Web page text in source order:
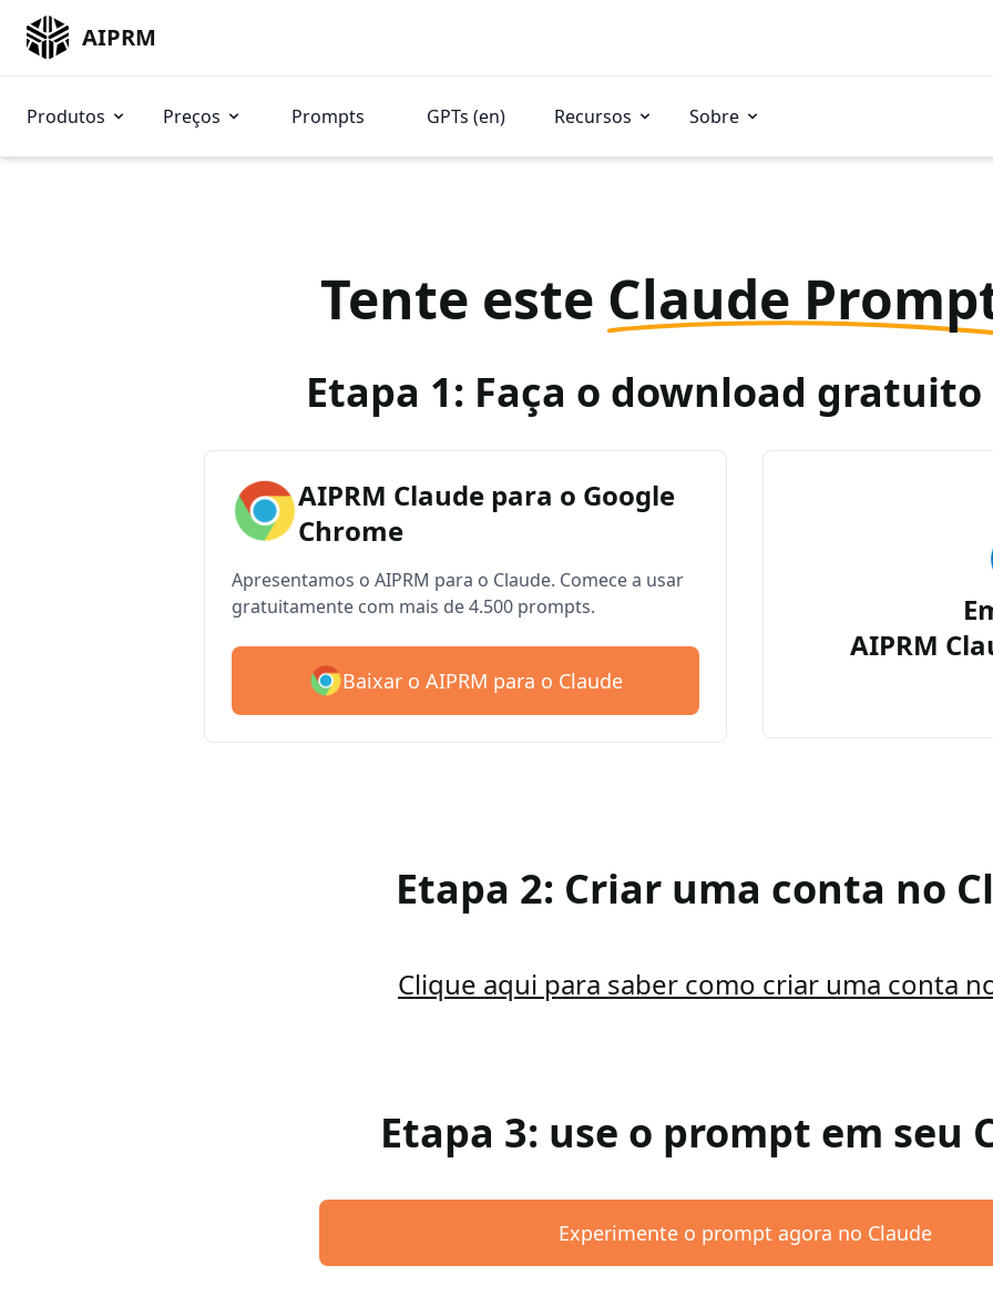
AIPRM
Produtos Preços Prompts GPTs (en) Recursos Sobre
Tente este Claude
Etapa 1: Faça o download gratuito
AIPRM Claude para o Google
Chrome
Apresentamos o AIPRM para o Claude. Comece a usar
gratuitamente com mais de 4.500 prompts.
Baixar o AIPRM para o Claude
AIPRM
Etapa 2: Criar uma conta no
Clique aqui para saber como criar uma conta
Etapa 3: use o prompt em seu
Experimente o prompt agora no Claude